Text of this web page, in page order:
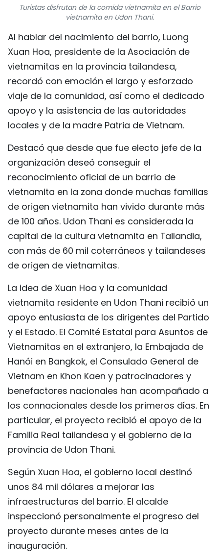
¿QUIÉNES SOMOS?
TIẾNG VIỆT
ENGLISH
中文
FRANÇAIS
Turistas disfrutan de la comida vietnamita en el Barrio
vietnamita en Udon Thani.
Al hablar del nacimiento del barrio, Luong
Xuan Hoa, presidente de la Asociación de
vietnamitas en la provincia tailandesa,
recordó con emoción el largo y esforzado
viaje de la comunidad, así como el dedicado
apoyo y la asistencia de las autoridades
locales y de la madre Patria de Vietnam.
Destacó que desde que fue electo jefe de la
organización deseó conseguir el
reconocimiento oficial de un barrio de
vietnamita en la zona donde muchas familias
de origen vietnamita han vivido durante más
de 100 años. Udon Thani es considerada la
capital de la cultura vietnamita en Tailandia,
con más de 60 mil coterráneos y tailandeses
de origen de vietnamitas.
La idea de Xuan Hoa y la comunidad
vietnamita residente en Udon Thani recibió un
apoyo entusiasta de los dirigentes del Partido
y el Estado. El Comité Estatal para Asuntos de
Vietnamitas en el extranjero, la Embajada de
Hanói en Bangkok, el Consulado General de
Vietnam en Khon Kaen y patrocinadores y
benefactores nacionales han acompañado a
los connacionales desde los primeros días. En
particular, el proyecto recibió el apoyo de la
Familia Real tailandesa y el gobierno de la
provincia de Udon Thani.
Según Xuan Hoa, el gobierno local destinó
unos 84 mil dólares a mejorar las
infraestructuras del barrio. El alcalde
inspeccionó personalmente el progreso del
proyecto durante meses antes de la
inauguración.